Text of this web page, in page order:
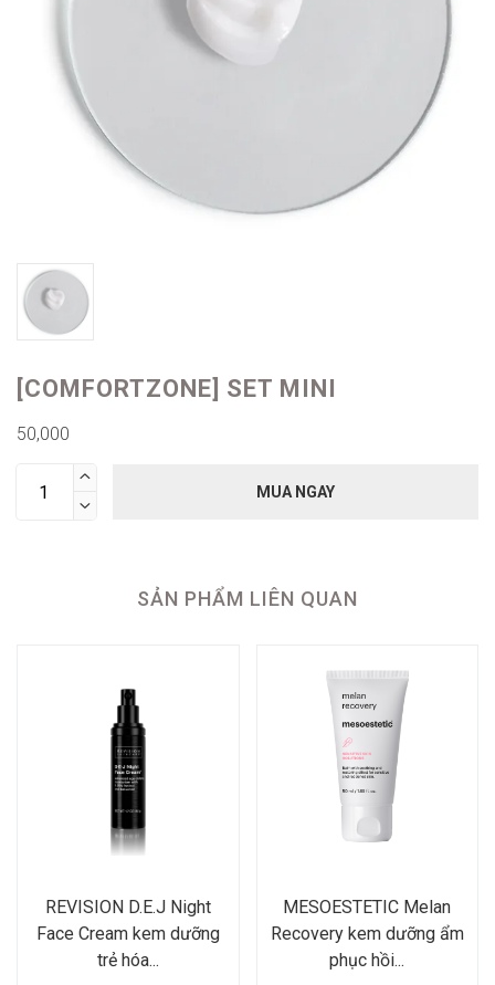
[COMFORTZONE] SET MINI
50,000


MUA NGAY
SẢN PHẨM LIÊN QUAN
REVISION D.E.J Night
Face Cream kem dưỡng
trẻ hóa...
MESOESTETIC Melan
Recovery kem dưỡng ẩm
phục hồi...